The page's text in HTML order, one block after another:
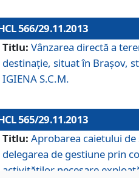
566/29.11.2013
Titlu: Vânzarea directă a
destinaţie, situat în Braşov,
IGIENA S.C.M.
565/29.11.2013
Titlu: Aprobarea caietului
delegarea de gestiune prin
activităţilor necesare